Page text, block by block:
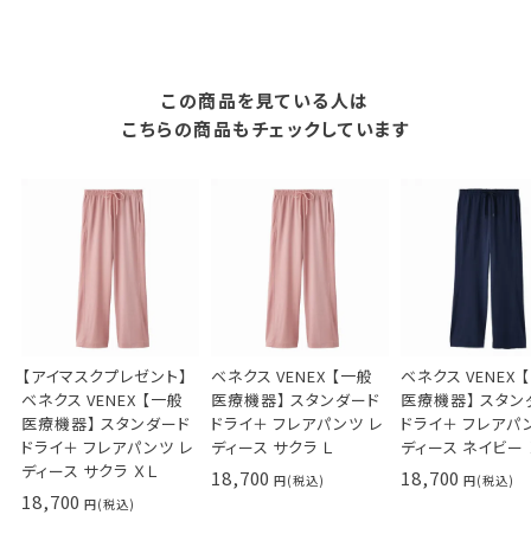
この商品を見ている人は
こちらの商品もチェックしています
【アイマスクプレゼント】
ベネクス VENEX 【一般
医療機器】 スタンダード
ドライ＋ フレアパンツ レ
ディース サクラ ＸＬ
18,700
ベネクス VENEX 【一般
医療機器】 スタンダード
ドライ＋ フレアパンツ レ
ディース サクラ Ｌ
18,700
ベネクス VENEX
医療機器】 スタン
ドライ＋ フレアパ
ディース ネイビー
18,700